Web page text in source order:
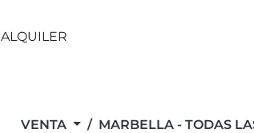
ALQUILER
VENTA MARBELLA - TODAS